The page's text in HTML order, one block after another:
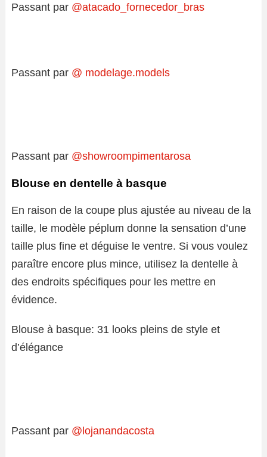
Passant par @atacado_fornecedor_bras
Passant par @ modelage.models
Passant par @showroompimentarosa
Blouse en dentelle à basque
En raison de la coupe plus ajustée au niveau de la
taille, le modèle péplum donne la sensation d’une
taille plus fine et déguise le ventre. Si vous voulez
paraître encore plus mince, utilisez la dentelle à
des endroits spécifiques pour les mettre en
évidence.
Blouse à basque: 31 looks pleins de style et
d’élégance
Passant par @lojanandacosta